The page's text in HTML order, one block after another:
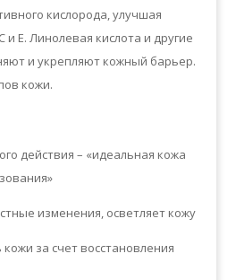
кислорода, улучшая
Е. Линолевая кислота и другие
и укрепляют кожный барьер.
кожи.
действия – «идеальная кожа
изменения, осветляет кожу
за счет восстановления